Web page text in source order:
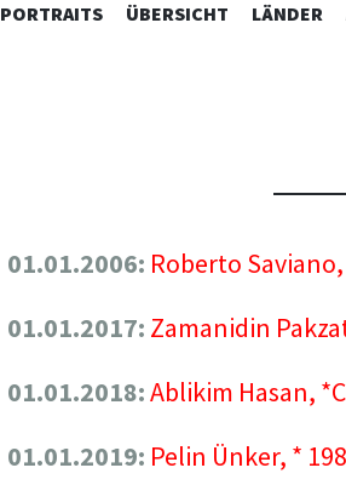
PORTRAITS ÜBERSICHT LÄNDER
01.01.2006: Roberto
01.01.2017: Zamanidin
01.01.2018:Ablikim Hasan,
01.01.2019: Pelin Ünker, *